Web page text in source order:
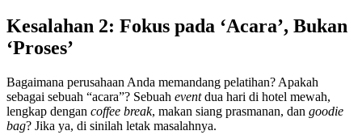
Kesalahan 2: Fokus pada ‘Acara’, Bukan
‘Proses’
Bagaimana perusahaan Anda memandang pelatihan? Apakah
sebagai sebuah “acara”? Sebuah eventdua hari di hotel mewah,
lengkap dengan coffee break, makan siang prasmanan, dan goodie
bag? Jika ya, di sinilah letak masalahnya.